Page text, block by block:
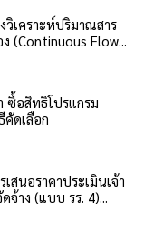
วิเคราะห์ปริมาณสาร
(Continuous Flow...
ซื้อสิทธิโปรแกรม
คัดเลือก
สนอราคาประเมินเจ้า
จ้าง (แบบ รร. 4)...